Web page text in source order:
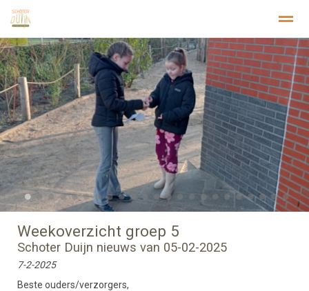
Welkom Privacy Stichting Kopwerk
Home Zoeken Foto's Pagina's
● ● ● ● ● ● ● ● ● ● ● ● ● ● ● ● ● ● ● ● ● ● ●
Weekoverzicht groep 5
Schoter Duijn nieuws van 05-02-2025
7-2-2025
Beste ouders/verzorgers,